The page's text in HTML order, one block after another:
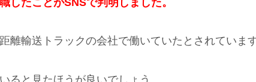
離輸送トラックの会社で働いていたとされています
ると見たほうが良いでしょう。